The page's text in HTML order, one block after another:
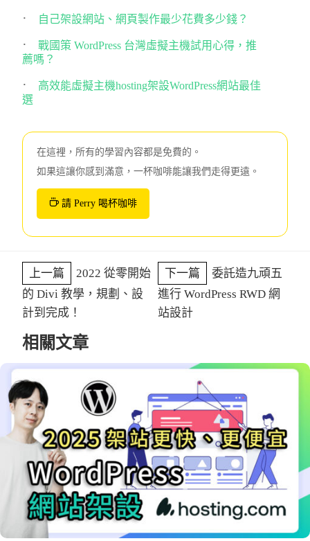
自己架設網站、網頁製作最少花費多少錢？
戰國策 WordPress 台灣虛擬主機試用心得，推
薦嗎？
高效能虛擬主機hosting架設WordPress網站最佳
選
在這裡，所有的學習內容都是免費的。
如果這讓你感到滿意，一杯咖啡能讓我們走得更遠。
請 Perry 喝杯咖啡
上一篇
2022 從零開始
的 Divi 教學，規劃、設
計到完成！
下一篇
委託造九頑五
進行 WordPress RWD 網
站設計
相關文章